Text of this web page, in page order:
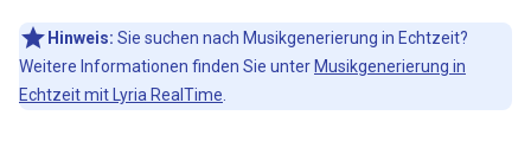
Hinweis: Sie suchen nach Musikgenerierung in Echtzeit?
Weitere Informationen finden Sie unter Musikgenerierung in
Echtzeit mit Lyria RealTime